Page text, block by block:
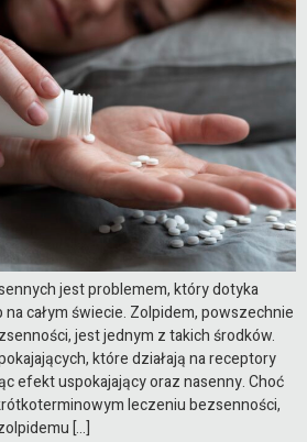
jest problemem, który dotyka
całym świecie. Zolpidem, powszechnie
jest jednym z takich środków.
które działają na receptory
efekt uspokajający oraz nasenny. Choć
leczeniu bezsenności,
[…]